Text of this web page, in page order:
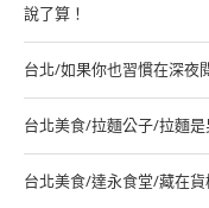
說了算！
台北/如果你也習慣在深夜
台北美食/拉麵公子/拉麵是
台北美食/達永食堂/藏在